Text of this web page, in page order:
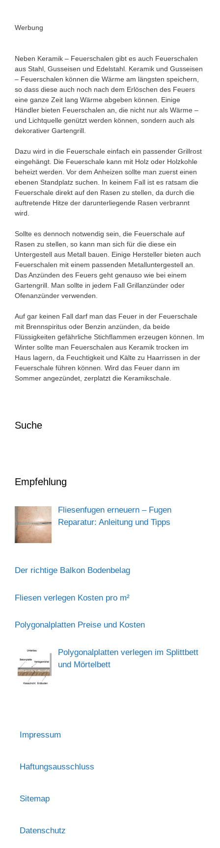
Werbung
Neben Keramik – Feuerschalen gibt es auch Feuerschalen
aus Stahl, Gusseisen und Edelstahl. Keramik und Gusseisen
– Feuerschalen können die Wärme am längsten speichern,
so dass diese auch noch nach dem Erlöschen des Feuers
eine ganze Zeit lang Wärme abgeben können. Einige
Händler bieten Feuerschalen an, die nicht nur als Wärme –
und Lichtquelle genützt werden können, sondern auch als
dekorativer Gartengrill.
Dazu wird in die Feuerschale einfach ein passender Grillrost
eingehängt. Die Feuerschale kann mit Holz oder Holzkohle
beheizt werden. Vor dem Anheizen sollte man zuerst einen
ebenen Standplatz suchen. In keinem Fall ist es ratsam die
Feuerschale direkt auf den Rasen zu stellen, da durch die
auftretende Hitze der darunterliegende Rasen verbrannt
wird.
Sollte es dennoch notwendig sein, die Feuerschale auf
Rasen zu stellen, so kann man sich für die diese ein
Untergestell aus Metall bauen. Einige Hersteller bieten auch
Feuerschalen mit einem passenden Metalluntergestell an.
Das Anzünden des Feuers geht genauso wie bei einem
Gartengrill. Man sollte in jedem Fall Grillanzünder oder
Ofenanzünder verwenden.
Auf gar keinen Fall darf man das Feuer in der Feuerschale
mit Brennspiritus oder Benzin anzünden, da beide
Flüssigkeiten gefährliche Stichflammen erzeugen können. Im
Winter sollte man Feuerschalen aus Keramik trocken im
Haus lagern, da Feuchtigkeit und Kälte zu Haarrissen in der
Feuerschale führen können. Wird das Feuer dann im
Sommer angezündet, zerplatzt die Keramikschale.
Suche
Empfehlung
Fliesenfugen erneuern – Fugen
Reparatur: Anleitung und Tipps
Der richtige Balkon Bodenbelag
Fliesen verlegen Kosten pro m²
Polygonalplatten Preise und Kosten
Polygonalplatten verlegen im Splittbett
und Mörtelbett
Impressum
Haftungsausschluss
Sitemap
Datenschutz